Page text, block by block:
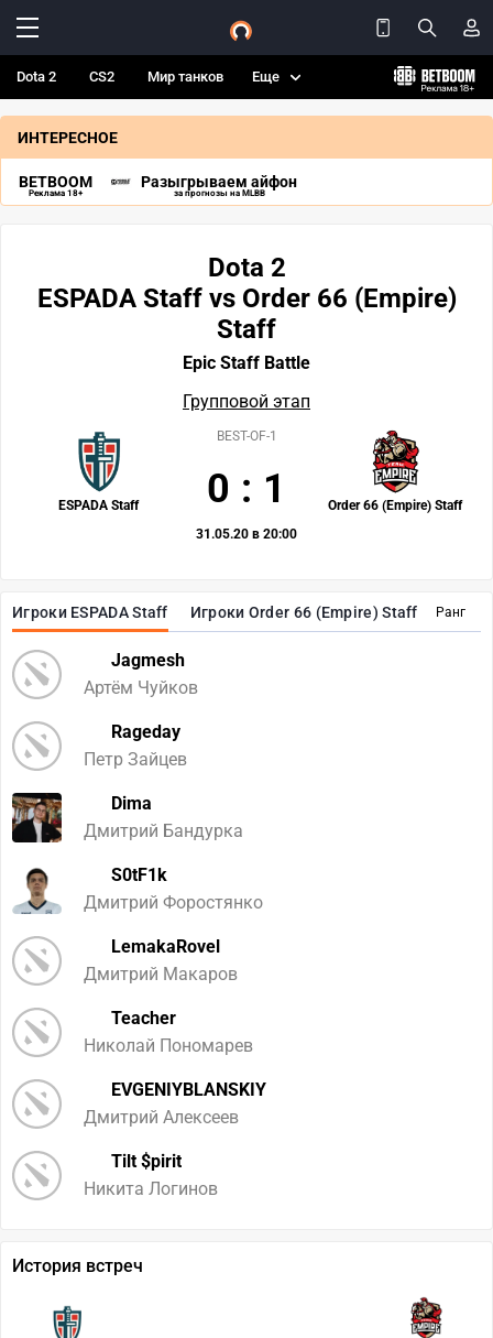
Dota 2 CS2 Мир танков Еще
ИНТЕРЕСНОЕ
BETBOOM
Реклама 18+
Разыгрываем айфон
за прогнозы на MLBB
Ранг
Игроки ESPADA Staff Игроки Order 66 (Empire) Staff
Jagmesh
Артём Чуйков
Rageday
Петр Зайцев
Dima
Дмитрий Бандурка
S0tF1k
Дмитрий Форостянко
LemakaRovel
Дмитрий Макаров
Teacher
Николай Пономарев
EVGENIYBLANSKIY
Дмитрий Алексеев
Tilt $pirit
Никита Логинов
Dota 2
ESPADA Staff vs Order 66 (Empire)
Staff
Epic Staff Battle
Групповой этап
ESPADA Staff Order 66 (Empire) Staff
BEST-OF-1
0 : 1
31.05.20 в 20:00
История встреч